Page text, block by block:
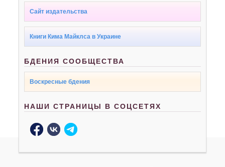
Сайт издательства
Книги Кима Майклса в Украине
БДЕНИЯ СООБЩЕСТВА
Воскресные бдения
НАШИ СТРАНИЦЫ В СОЦСЕТЯХ